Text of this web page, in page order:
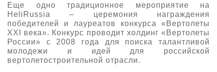
Еще одно традиционное мероприятие на
HeliRussia – церемония награждения
победителей и лауреатов конкурса «Вертолеты
XXI века». Конкурс проводит холдинг «Вертолеты
России» с 2008 года для поиска талантливой
молодежи и идей для российской
вертолетостроительной отрасли.